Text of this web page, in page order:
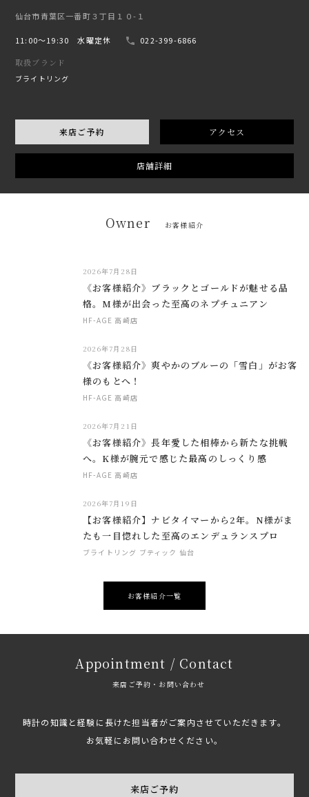
仙台市青葉区一番町３丁目１０-１
11:00〜19:30 水曜定休
022-399-6866
取扱ブランド
ブライトリング
来店ご予約 アクセス
店舗詳細
Owner お客様紹介
2026年7月28日
《お客様紹介》ブラックとゴールドが魅せる品
格。M様が出会った至高のネプチュニアン
HF-AGE 高崎店
2026年7月28日
《お客様紹介》爽やかのブルーの「雪白」がお客
様のもとへ！
HF-AGE 高崎店
2026年7月21日
《お客様紹介》長年愛した相棒から新たな挑戦
へ。K様が腕元で感じた最高のしっくり感
HF-AGE 高崎店
2026年7月19日
【お客様紹介】ナビタイマーから2年。N様がま
たも一目惚れした至高のエンデュランスプロ
ブライトリング ブティック 仙台
お客様紹介一覧
Appointment / Contact
来店ご予約・お問い合わせ
時計の知識と経験に長けた担当者がご案内させていただきます。
お気軽にお問い合わせください。
来店ご予約